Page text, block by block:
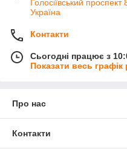
Голосіївський проспект
Україна
Контакти
Сьогодні працює з
Показати весь графік
Про нас
Контакти